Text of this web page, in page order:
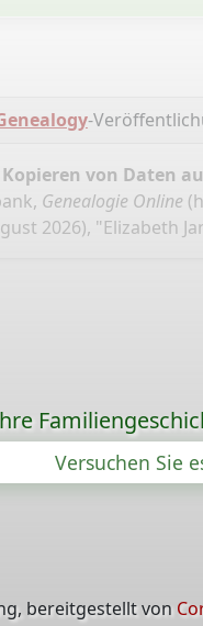
-
Kopieren von Daten
Genealogie Online (
2026), "Elizabeth
Versuchen Sie
bereitgestellt von